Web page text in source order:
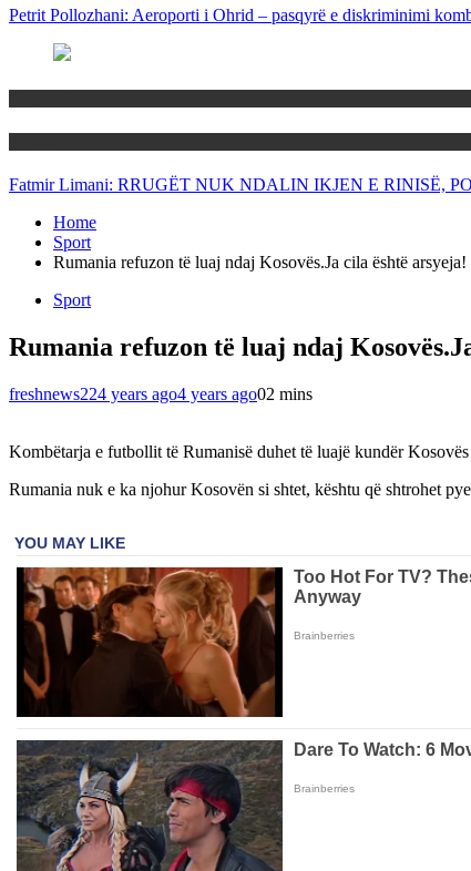
Petrit Pollozhani: Aeroporti i Ohrid – pasqyrë e diskriminimi
Fatmir Limani: RRUGËT NUK NDALIN IKJEN E RINISË,
Home
Sport
Rumania refuzon të luaj ndaj Kosovës.Ja cila është arsyeja!
Sport
Rumania refuzon të luaj ndaj
freshnews224 years ago4 years ago02 mins
Kombëtarja e futbollit të Rumanisë duhet të luajë kundër
Rumania nuk e ka njohur Kosovën si shtet, kështu që shtrohet